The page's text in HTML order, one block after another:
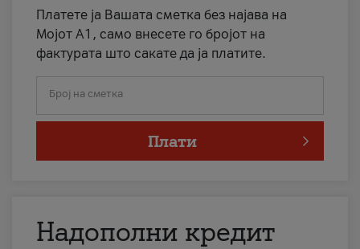
Платете ја Вашата сметка без најава на
Мојот А1, само внесете го бројот на
фактурата што сакате да ја платите.
Број на сметка
Плати
Надополни кредит